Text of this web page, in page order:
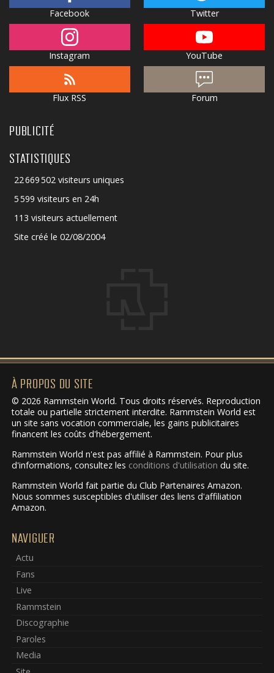
Facebook Twitter
Instagram YouTube
Flux RSS Forum
PUBLICITÉ
STATISTIQUES
22 669 502 visiteurs uniques
5 599 visiteurs en 24h
113 visiteurs actuellement
Site créé le 02/08/2004
À PROPOS DU SITE
© 2026 Rammstein World. Tous droits réservés. Reproduction
totale ou partielle strictement interdite. Rammstein World est
un site sans vocation commerciale, les gains publicitaires
financent les coûts d'hébergement.
Rammstein World n'est pas affilié à Rammstein. Pour plus
d'informations, consultez les conditions d'utilisation du site.
Rammstein World fait partie du Club Partenaires Amazon.
Nous sommes susceptibles d'utiliser des liens d'affiliation
Amazon.
NAVIGUER
Actu
Fans
Live
Rammstein
Discographie
Paroles
Media